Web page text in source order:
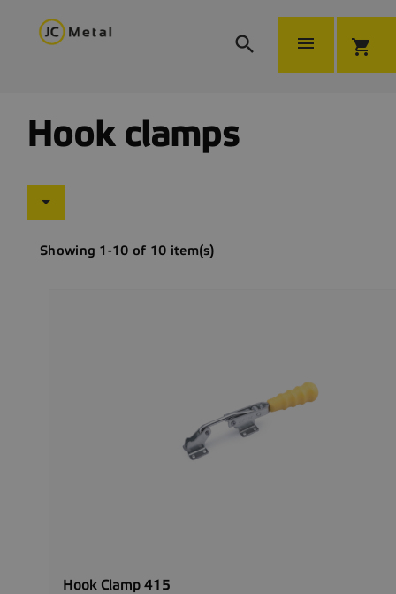
  shopping_cart
Hook clamps

Showing 1-10 of 10 item(s)
Hook Clamp 415